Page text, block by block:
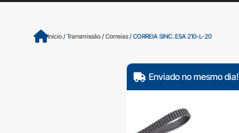
Início/Transmissão/Correias/ CORREIA SINC. ESA 210-L-20
Enviado no mesmo dia!